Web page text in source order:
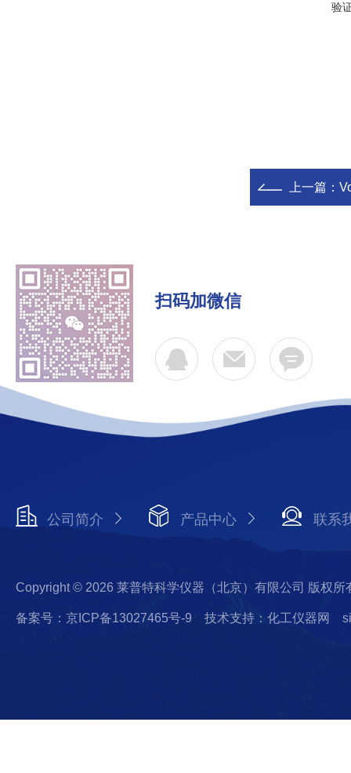
验
上一篇：
扫码加微信
公司简介 产品中心 联系
Copyright © 2026 莱普特科学仪器（北京）有限公司 版权所
备案号：京ICP备13027465号-9 技术支持：化工仪器网